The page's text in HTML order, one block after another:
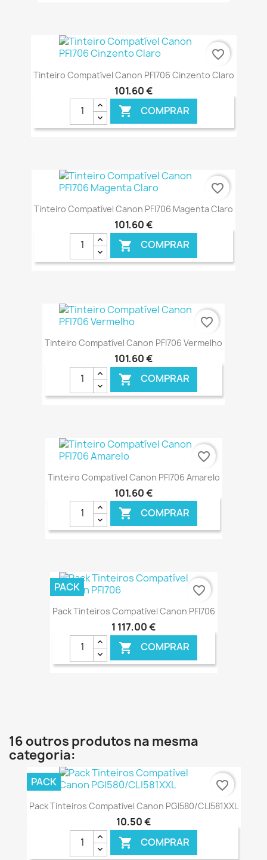
Tinteiro Compatível Canon PFI706 Cinzento Claro
101,60 €
 COMPRAR
favorite_border
Tinteiro Compatível Canon PFI706 Magenta Claro
101,60 €
 COMPRAR
favorite_border
Tinteiro Compatível Canon PFI706 Vermelho
101,60 €
 COMPRAR
favorite_border
Tinteiro Compatível Canon PFI706 Amarelo
101,60 €
 COMPRAR
€ ONLINE
favorite_border
Pack Tinteiros Compatível Canon PFI706
1 117,00 €
 COMPRAR
PACK favorite_border
16 outros produtos na mesma
categoria:
Pack Tinteiros Compatível Canon PGI580/CLI581XXL
10,50 €
 COMPRAR
PACK favorite_border